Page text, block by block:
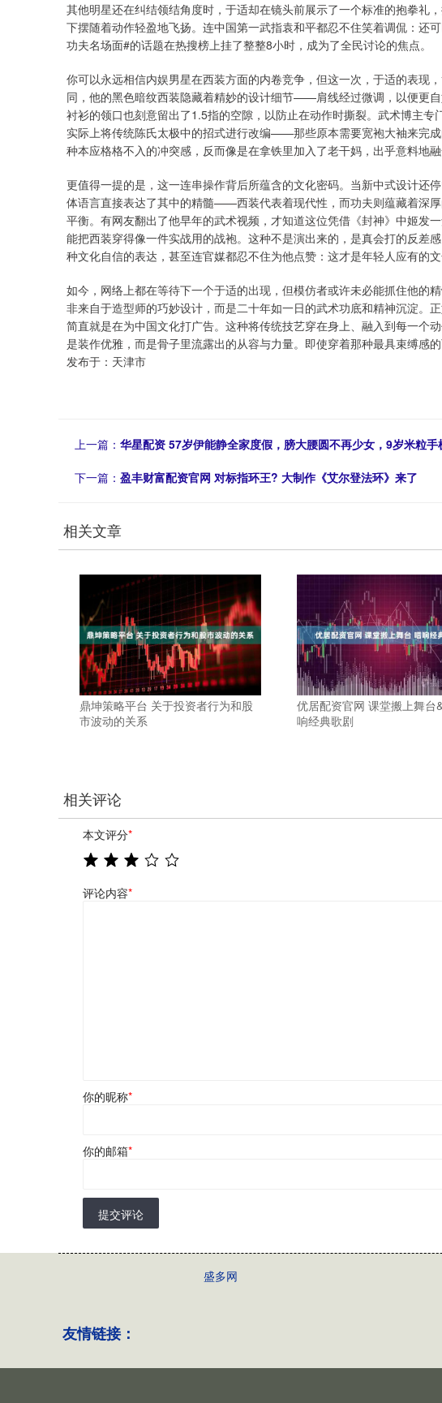
其他明星还在纠结领结角度时，于适却在镜头前展示了一个标准的抱拳礼
下摆随着动作轻盈地飞扬。连中国第一武指袁和平都忍不住笑着调侃：还
功夫名场面#的话题在热搜榜上挂了整整8小时，成为了全民讨论的焦点。
你可以永远相信内娱男星在西装方面的内卷竞争，但这一次，于适的表现
同，他的黑色暗纹西装隐藏着精妙的设计细节——肩线经过微调，以便更
衬衫的领口也刻意留出了1.5指的空隙，以防止在动作时撕裂。武术博主专
实际上将传统陈氏太极中的招式进行改编——那些原本需要宽袍大袖来完
种本应格格不入的冲突感，反而像是在拿铁里加入了老干妈，出乎意料地
更值得一提的是，这一连串操作背后所蕴含的文化密码。当新中式设计还
体语言直接表达了其中的精髓——西装代表着现代性，而功夫则蕴藏着深
平衡。有网友翻出了他早年的武术视频，才知道这位凭借《封神》中姬发
能把西装穿得像一件实战用的战袍。这种不是演出来的，是真会打的反差
种文化自信的表达，甚至连官媒都忍不住为他点赞：这才是年轻人应有的文
如今，网络上都在等待下一个于适的出现，但模仿者或许未必能抓住他的
非来自于造型师的巧妙设计，而是二十年如一日的武术功底和精神沉淀。
简直就是在为中国文化打广告。这种将传统技艺穿在身上、融入到每一
是装作优雅，而是骨子里流露出的从容与力量。即使穿着那种最具束缚感
发布于：天津市
上一篇： 华星配资 57岁伊能静全家度假，膀大腰圆不再少女，9岁米粒手
下一篇： 盈丰财富配资官网 对标指环王? 大制作《艾尔登法环》来了
相关文章
鼎坤策略平台 关于投资者行为和股
市波动的关系
优居配资官网 课堂搬上舞台
响经典歌剧
相关评论
本文评分*
评论内容*
你的昵称*
你的邮箱*
提交评论
盛多网
友情链接：